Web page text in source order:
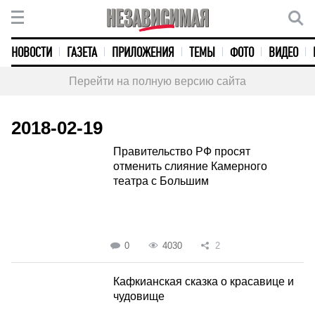
НОВОСТИ ГАЗЕТА ПРИЛОЖЕНИЯ ТЕМЫ ФОТО ВИДЕО
Перейти на полную версию сайта
2018-02-19
Правительство РФ просят
отменить слияние Камерного
театра с Большим
0 4030 2
Кафкианская сказка о красавице и
чудовище